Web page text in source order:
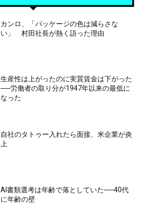
カンロ、「パッケージの色は減らさな
い」 村田社長が熱く語った理由
生産性は上がったのに実質賃金は下がった
──労働者の取り分が1947年以来の最低に
なった
自社のタトゥー入れたら面接、米企業が炎
上
AI書類選考は年齢で落としていた──40代
に年齢の壁